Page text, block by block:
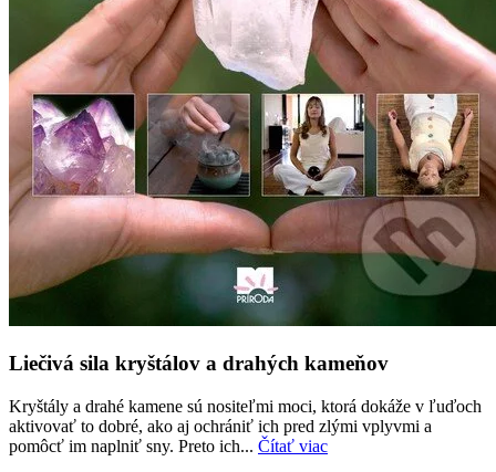
Liečivá sila kryštálov a drahých kameňov
Kryštály a drahé kamene sú nositeľmi moci, ktorá dokáže v ľuďoch
aktivovať to dobré, ako aj ochrániť ich pred zlými vplyvmi a
pomôcť im naplniť sny. Preto ich... Čítať viac